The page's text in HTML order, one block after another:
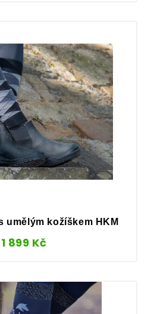
umělým kožíškem HKM
1 899 Kč